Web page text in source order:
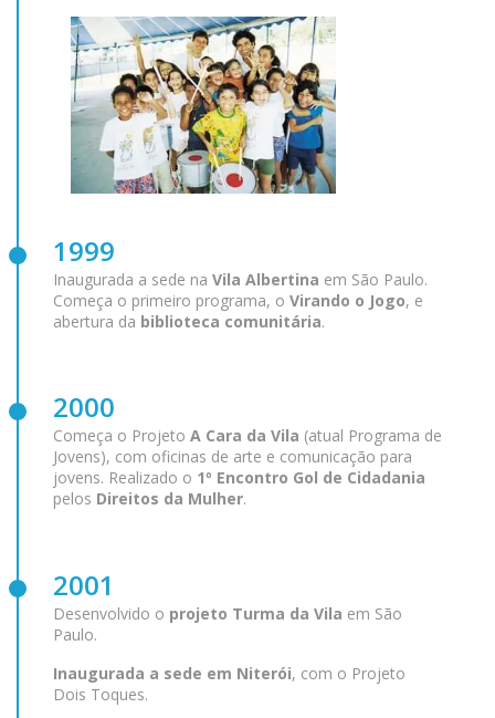
1999
Inaugurada a sede na Vila Albertina em São Paulo.
Começa o primeiro programa, o Virando o Jogo, e
abertura da biblioteca comunitária.
2000
Começa o Projeto A Cara da Vila (atual Programa de
Jovens), com oficinas de arte e comunicação para
jovens. Realizado o 1º Encontro Gol de Cidadania
pelos Direitos da Mulher.
2001
Desenvolvido o projeto Turma da Vila em São
Paulo.
Inaugurada a sede em Niterói, com o Projeto
Dois Toques.